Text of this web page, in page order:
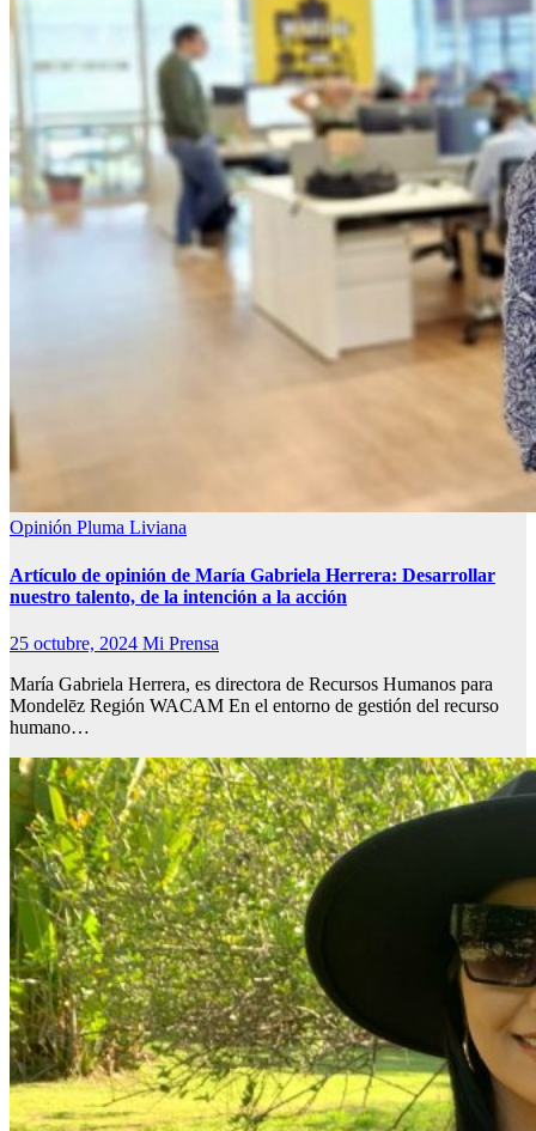
Opinión Pluma Liviana
Artículo de opinión de María Gabriela Herrera: Desarrollar
nuestro talento, de la intención a la acción
25 octubre, 2024 Mi Prensa
María Gabriela Herrera, es directora de Recursos Humanos para
Mondelēz Región WACAM En el entorno de gestión del recurso
humano…